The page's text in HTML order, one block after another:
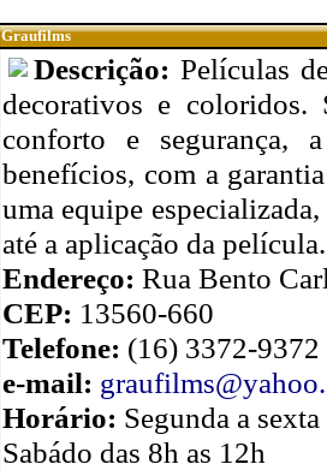
Graufilms
Descrição:Películas
decorativos e coloridos.
conforto e segurança,
benefícios, com a
uma equipe
até a aplicação da película.
Endereço: Rua Bento
CEP: 13560-660
Telefone: (16) 3372-
e-mail:
Horário: Segunda a
Sabádo das 8h as 12h